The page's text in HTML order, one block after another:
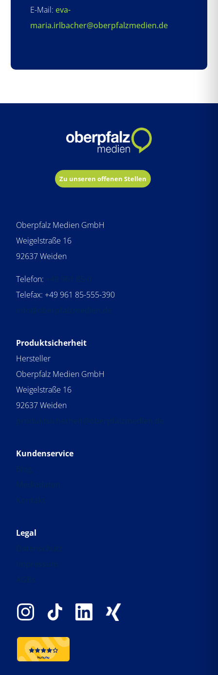
E-Mail: eva-
maria.irlbacher@oberpfalzmedien.de
Zu unseren offenen Stellen
Oberpfalz Medien GmbH
Weigelstraße 16
92637 Weiden
Telefon:
+49 961 85-0
Telefax: +49 961 85-555-390
info@oberpfalzmedien.de
Produktsicherheit
Hersteller
Oberpfalz Medien GmbH
Weigelstraße 16
92637 Weiden
produktsicherheit@oberpfalzmedien.de
Kundenservice
Blog
Mediadaten
Kontakt
Legal
Datenschutz
Impressum
AGBs